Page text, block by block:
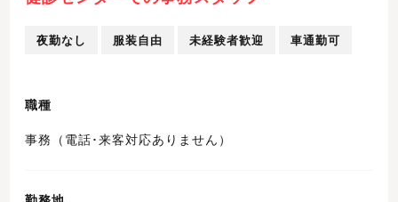
夜勤なし 服装自由 未経験者歓迎 車通勤可
職種
事務（電話･来客対応ありません）